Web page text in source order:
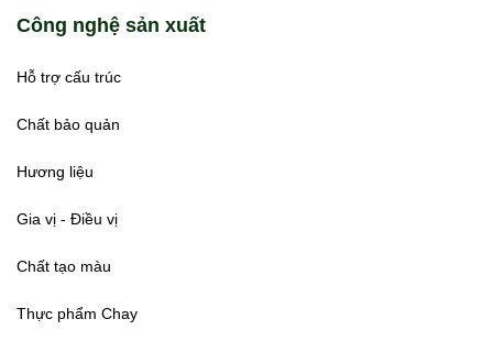
Công nghệ sản xuất
Hỗ trợ cấu trúc
Chất bảo quản
Hương liệu
Gia vị - Điều vị
Chất tạo màu
Thực phẩm Chay